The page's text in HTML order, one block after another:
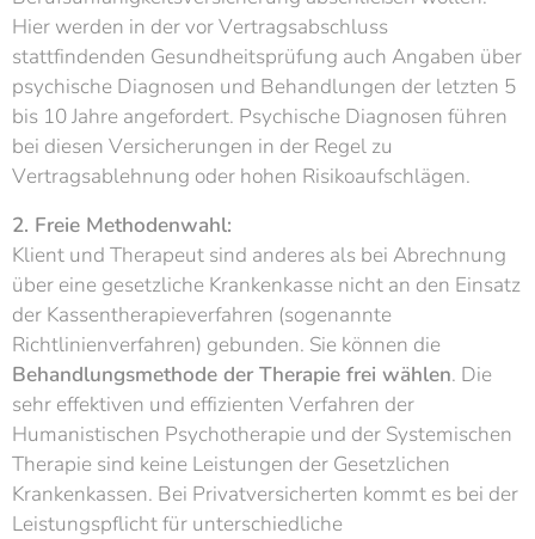
Hier werden in der vor Vertragsabschluss
stattfindenden Gesundheitsprüfung auch Angaben über
psychische Diagnosen und Behandlungen der letzten 5
bis 10 Jahre angefordert. Psychische Diagnosen führen
bei diesen Versicherungen in der Regel zu
Vertragsablehnung oder hohen Risikoaufschlägen.
2. Freie Methodenwahl:
Klient und Therapeut sind anderes als bei Abrechnung
über eine gesetzliche Krankenkasse nicht an den Einsatz
der Kassentherapieverfahren (sogenannte
Richtlinienverfahren) gebunden. Sie können die
Behandlungsmethode der Therapie frei wählen. Die
sehr effektiven und effizienten Verfahren der
Humanistischen Psychotherapie und der Systemischen
Therapie sind keine Leistungen der Gesetzlichen
Krankenkassen. Bei Privatversicherten kommt es bei der
Leistungspflicht für unterschiedliche